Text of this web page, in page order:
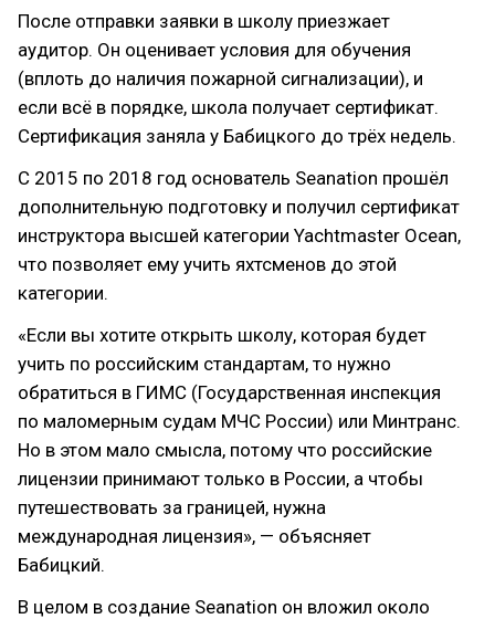
После отправки заявки в школу приезжает
аудитор. Он оценивает условия для обучения
(вплоть до наличия пожарной сигнализации), и
если всё в порядке, школа получает сертификат.
Сертификация заняла у Бабицкого до трёх недель.
С 2015 по 2018 год основатель Seanation прошёл
дополнительную подготовку и получил сертификат
инструктора высшей категории Yachtmaster Ocean,
что позволяет ему учить яхтсменов до этой
категории.
«Если вы хотите открыть школу, которая будет
учить по российским стандартам, то нужно
обратиться в ГИМС (Государственная инспекция
по маломерным судам МЧС России) или Минтранс.
Но в этом мало смысла, потому что российские
лицензии принимают только в России, а чтобы
путешествовать за границей, нужна
международная лицензия», — объясняет
Бабицкий.
В целом в создание Seanation он вложил около